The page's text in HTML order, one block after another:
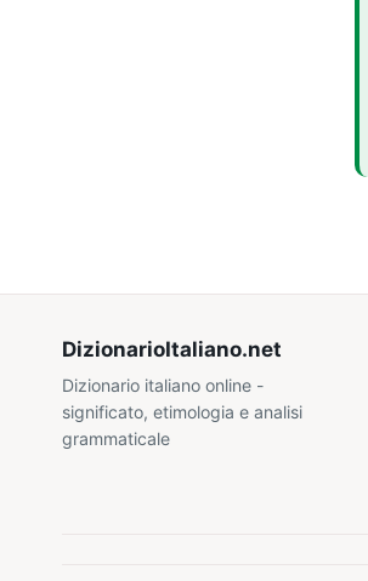
DizionarioItaliano.net
Dizionario italiano online -
significato, etimologia e analisi
grammaticale